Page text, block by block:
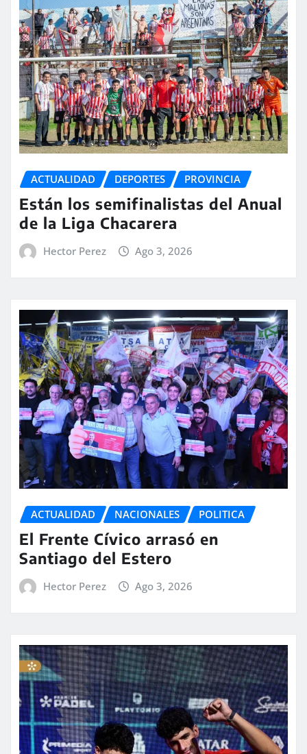
ACTUALIDAD DEPORTES PROVINCIA
Están los semifinalistas del Anual
de la Liga Chacarera
Hector Perez Ago 3, 2026
ACTUALIDAD NACIONALES POLITICA
El Frente Cívico arrasó en
Santiago del Estero
Hector Perez Ago 3, 2026